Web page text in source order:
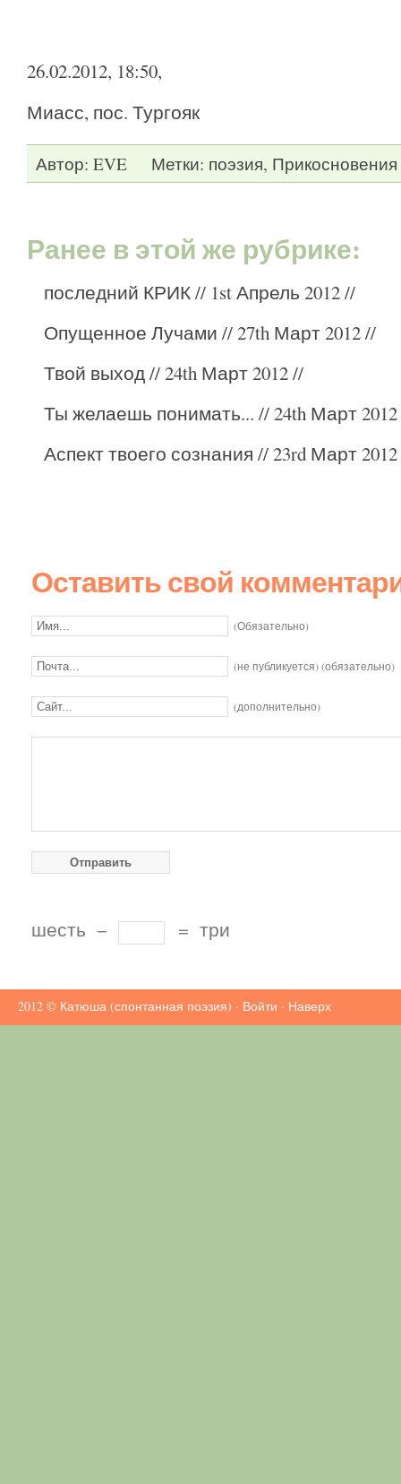
26.02.2012, 18:50,
Миасс, пос. Тургояк
Автор: EVE Метки: поэзия, Прикосновения
Ранее в этой же рубрике:
последний КРИК// 1st Апрель 2012 //
Опущенное Лучами // 27th Март 2012 //
Твой выход// 24th Март 2012 //
Ты желаешь понимать... // 24th Март
Аспект твоего сознания // 23rd Март
Оставить свой
(Обязательно)
(не публикуется) (обязательно)
(дополнительно)
шесть − = три
2012 © Катюша (спонтанная поэзия) · Войти · Наверх